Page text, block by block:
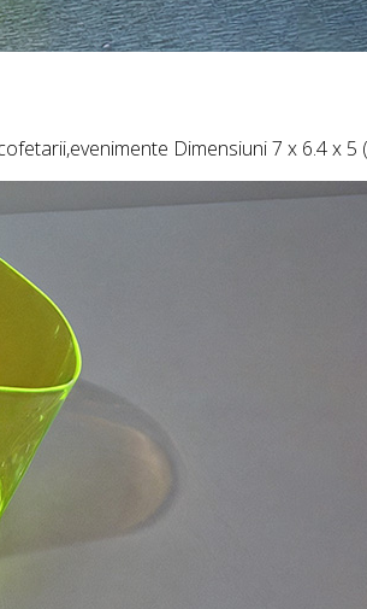
Dimensiuni 7 x 6.4 x